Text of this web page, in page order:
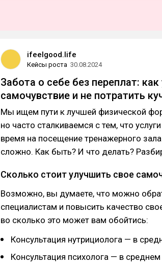
ifeelgood.life
Кейсы роста 30.08.2024
Забота о себе без переплат:
самочувствие и не потратить
Мы ищем пути к лучшей физической
но часто сталкиваемся с тем, что
время на посещение тренажерного
сложно. Как быть? И что делать?
Сколько стоит улучшить свое
Возможно, вы думаете, что можно
специалистам и повысить качество
во сколько это может вам обойтись:
Консультация нутрициолога — в
Консультация психолога — в